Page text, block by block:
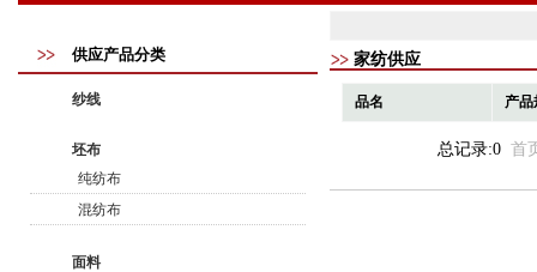
供应产品分类
纱线
坯布
纯纺布
混纺布
面料
家纺供应
品名 产品
总记录:0 首